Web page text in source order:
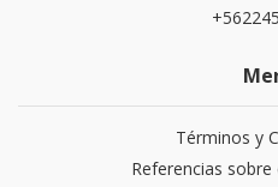
Términos y
Referencias